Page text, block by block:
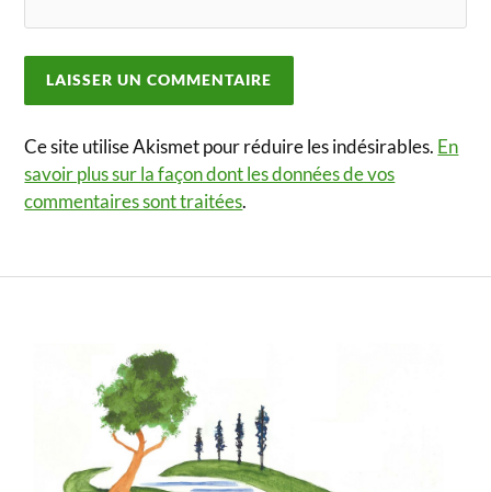
Ce site utilise Akismet pour réduire les indésirables. En
savoir plus sur la façon dont les données de vos
commentaires sont traitées.